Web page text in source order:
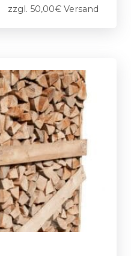
zzgl. 50,00€ Versand